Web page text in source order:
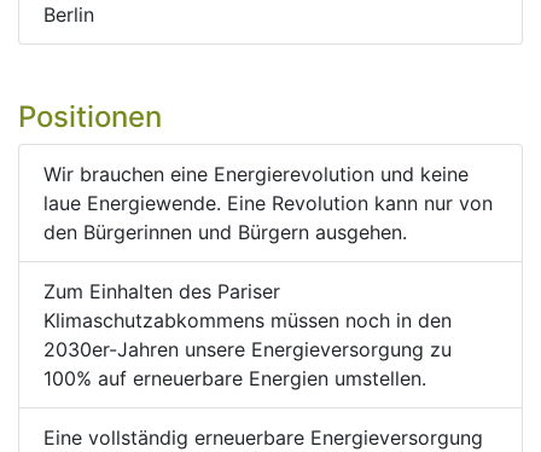
Berlin
Positionen
Wir brauchen eine Energierevolution und keine
laue Energiewende. Eine Revolution kann nur von
den Bürgerinnen und Bürgern ausgehen.
Zum Einhalten des Pariser
Klimaschutzabkommens müssen noch in den
2030er-Jahren unsere Energieversorgung zu
100% auf erneuerbare Energien umstellen.
Eine vollständig erneuerbare Energieversorgung